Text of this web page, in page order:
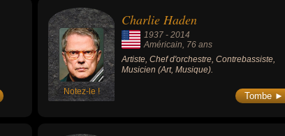
Notez-le !
Charlie Haden
1937 -2014
Américain, 76 ans
Artiste, Chef d'orchestre, Contrebassiste,
Musicien (Art, Musique).
Tombe ►